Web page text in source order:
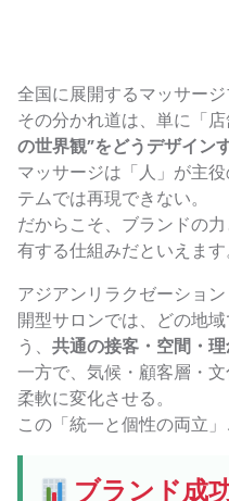
全国に展開するマッサー
その分かれ道は、単に「店
の世界観”をどうデザイン
マッサージは「人」が主
テムでは再現できない。
だからこそ、ブランドの
有する仕組みだといえます
アジアンリラクゼーショ
開型サロンでは、どの地
う、 共通の接客・空間・
一方で、気候・顧客層・
柔軟に変化させる。
この「統一と個性の両立
ブランド成